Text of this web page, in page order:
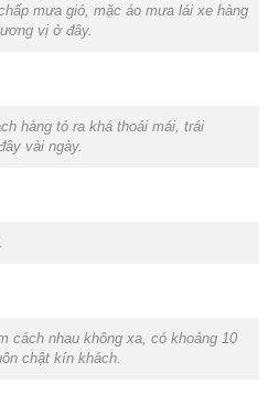
mưa gió, mặc áo mưa lái xe hàng
vị ở đây.
hàng tỏ ra khá thoải mái, trái
vài ngày.
cách nhau không xa, có khoảng 10
chật kín khách.